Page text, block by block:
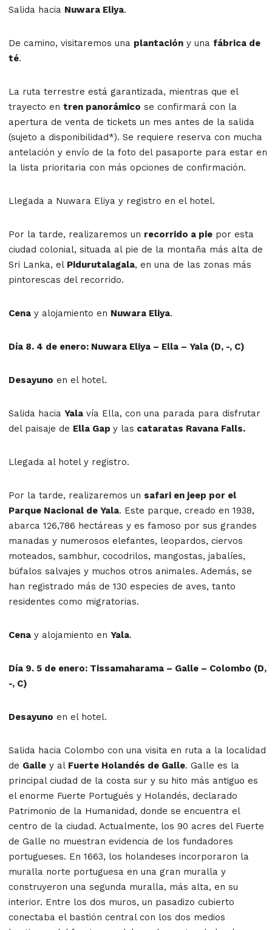
Salida hacia Nuwara Eliya.
De camino, visitaremos una plantación y una fábrica de
té.
La ruta terrestre está garantizada, mientras que el
trayecto en tren panorámico se confirmará con la
apertura de venta de tickets un mes antes de la salida
(sujeto a disponibilidad*). Se requiere reserva con mucha
antelación y envío de la foto del pasaporte para estar en
la lista prioritaria con más opciones de confirmación.
Llegada a Nuwara Eliya y registro en el hotel.
Por la tarde, realizaremos un recorrido a pie por esta
ciudad colonial, situada al pie de la montaña más alta de
Sri Lanka, el Pidurutalagala, en una de las zonas más
pintorescas del recorrido.
Cena y alojamiento en Nuwara Eliya.
Día 8. 4 de enero: Nuwara Eliya – Ella – Yala (D, -, C)
Desayuno en el hotel.
Salida hacia Yala vía Ella, con una parada para disfrutar
del paisaje de Ella Gap y las cataratas Ravana Falls.
Llegada al hotel y registro.
Por la tarde, realizaremos un safari en jeep por el
Parque Nacional de Yala. Este parque, creado en 1938,
abarca 126,786 hectáreas y es famoso por sus grandes
manadas y numerosos elefantes, leopardos, ciervos
moteados, sambhur, cocodrilos, mangostas, jabalíes,
búfalos salvajes y muchos otros animales. Además, se
han registrado más de 130 especies de aves, tanto
residentes como migratorias.
Cena y alojamiento en Yala.
Día 9. 5 de enero: Tissamaharama – Galle – Colombo (D,
-, C)
Desayuno en el hotel.
Salida hacia Colombo con una visita en ruta a la localidad
de Galle y al Fuerte Holandés de Galle. Galle es la
principal ciudad de la costa sur y su hito más antiguo es
el enorme Fuerte Portugués y Holandés, declarado
Patrimonio de la Humanidad, donde se encuentra el
centro de la ciudad. Actualmente, los 90 acres del Fuerte
de Galle no muestran evidencia de los fundadores
portugueses. En 1663, los holandeses incorporaron la
muralla norte portuguesa en una gran muralla y
construyeron una segunda muralla, más alta, en su
interior. Entre los dos muros, un pasadizo cubierto
conectaba el bastión central con los dos medios